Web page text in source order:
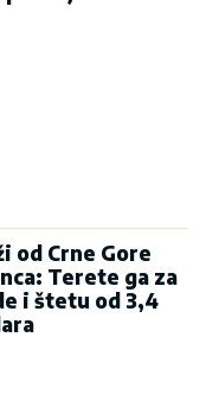
od Crne Gore
Terete ga za
i štetu od 3,4